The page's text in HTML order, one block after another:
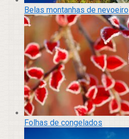
Belas montanhas de nevoeiro
Folhas de congelados